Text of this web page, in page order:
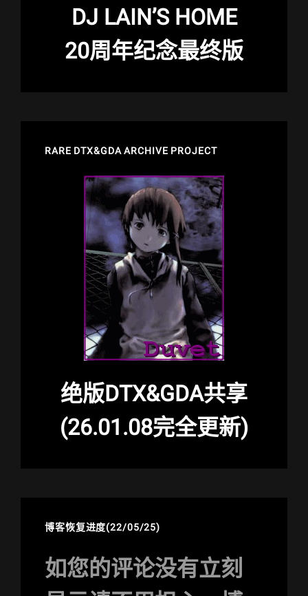
DJ LAIN’S HOME
20周年纪念最终版
RARE DTX&GDA ARCHIVE PROJECT
绝版DTX&GDA共享
(26.01.08完全更新)
博客恢复进度(22/05/25)
如您的评论没有立刻